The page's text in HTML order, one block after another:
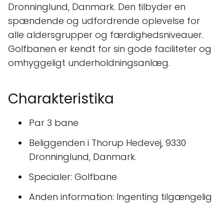
Dronninglund, Danmark. Den tilbyder en
spændende og udfordrende oplevelse for
alle aldersgrupper og færdighedsniveauer.
Golfbanen er kendt for sin gode faciliteter og
omhyggeligt underholdningsanlæg.
Charakteristika
Par 3 bane
Beliggenden i Thorup Hedevej, 9330
Dronninglund, Danmark.
Specialer: Golfbane
Anden information: Ingenting tilgængelig